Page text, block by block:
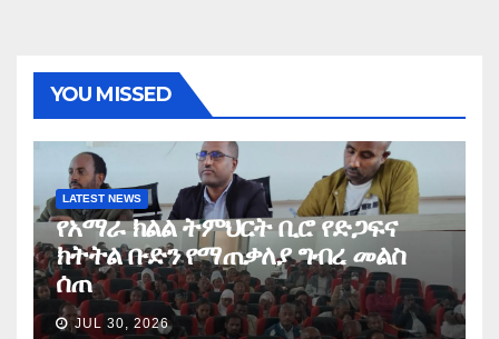
YOU MISSED
LATEST NEWS
የአማራ ክልል ትምህርት ቢሮ የድጋፍና
ክትትል ቡድን የማጠቃለያ ግብረ መልስ
ሰጠ
JUL 30, 2026